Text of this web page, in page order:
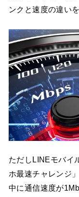
ンクと速度の違い
ただしLINEモバイ
ホ最速チャレンジ
中に通信速度が